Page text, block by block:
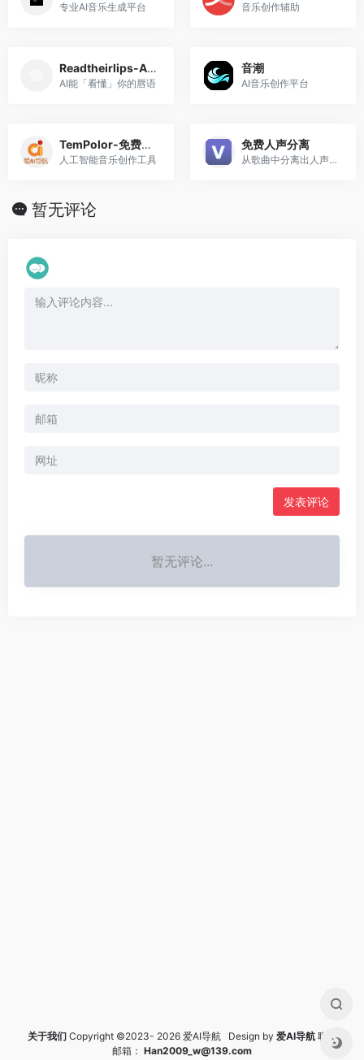
专业AI音乐生成平台 音乐创作辅助
Readtheirlips-AI唇语识别
AI能「看懂」你的唇语
音潮
AI音乐创作平台
TemPolor-免费AI音乐创作
人工智能音乐创作工具
免费人声分离
从歌曲中分离出人声或器乐
暂无评论
暂无评论...
关于我们Copyright ©2023- 2026 爱AI导航 Design by 爱AI导航 联系
邮箱： Han2009_w@139.com